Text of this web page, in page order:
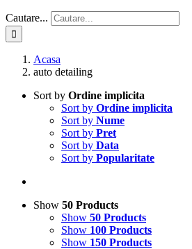
Cautare...
Acasa
auto detailing
Sort by Ordine implicita
Sort by Ordine implicita
Sort by Nume
Sort by Pret
Sort by Data
Sort by Popularitate
Show 50 Products
Show 50 Products
Show 100 Products
Show 150 Products